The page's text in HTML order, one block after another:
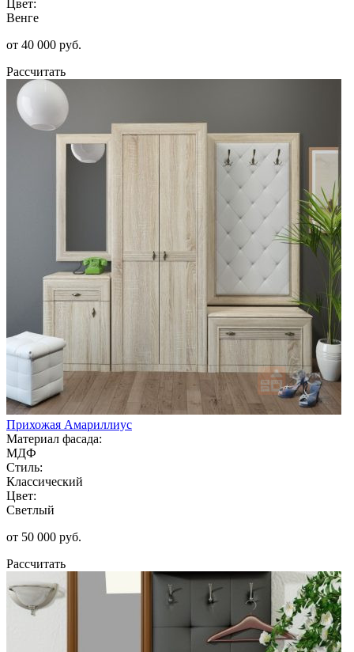
Цвет:
Венге
от 40 000 руб.
Рассчитать
Прихожая Амариллиус
Материал фасада:
МДФ
Стиль:
Классический
Цвет:
Светлый
от 50 000 руб.
Рассчитать